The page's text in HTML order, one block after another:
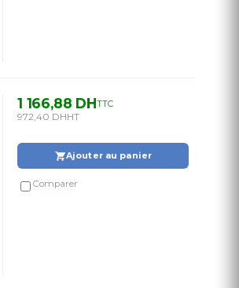
1 166,88 DHTTC
972,40 DHHT
Ajouter au panier
Comparer